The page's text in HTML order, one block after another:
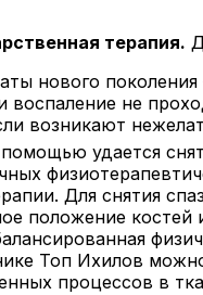
терапия.
нового
воспаление не
возникают
удается
Для снятия
положение
Топ Ихилов
процессов в